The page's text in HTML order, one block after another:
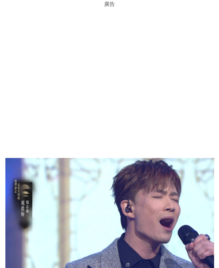
廣告